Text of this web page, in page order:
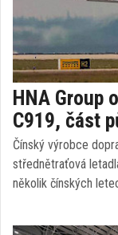
HNA Group
C919, část
Čínský výrobce
střednětraťová
několik čínských